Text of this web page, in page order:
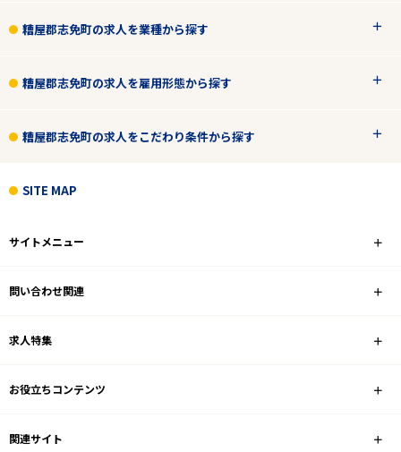
エリアで探す
糟屋郡志免町
ホームセンター
雇用形態
こだわり条件
フリーワード
糟屋郡志免町の求人を業種から探す
糟屋郡志免町の求人を雇用形態から探す
糟屋郡志免町の求人をこだわり条件から探す
SITE MAP
サイトメニュー
問い合わせ関連
求人特集
お役立ちコンテンツ
関連サイト